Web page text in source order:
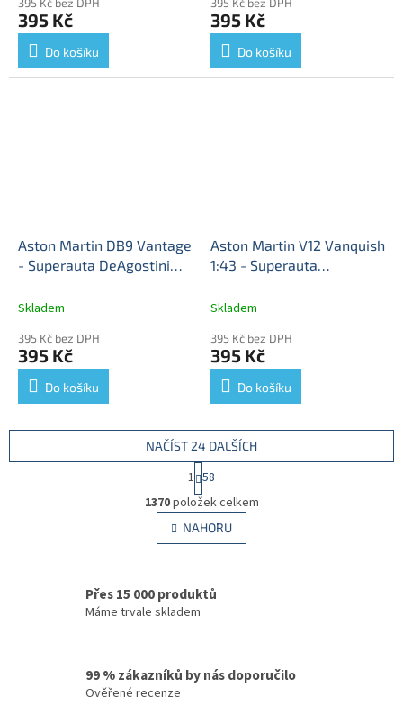
395 Kč
Do košíku
395 Kč
Do košíku
Aston Martin DB9 Vantage
- Superauta DeAgostini
Aston Martin DB9 Vantage
časopisu Superkary -
Superauta
Skladem
395 Kč bez DPH
395 Kč
Do košíku
Aston Martin V12 Vanquish
1:43 - Superauta
modelem
model auta z časopisu
Superkary - Superauta
Skladem
395 Kč bez DPH
395 Kč
Do košíku
O
v
l
á
c
k
NAČÍST 24 DALŠÍCH
S
t
r
á
n
k
á
1 58
1370položek celkem
NAHORU
Přes 15 000 produktů
Máme trvale skladem
99 % zákazníků by nás doporučilo
Ověřené recenze